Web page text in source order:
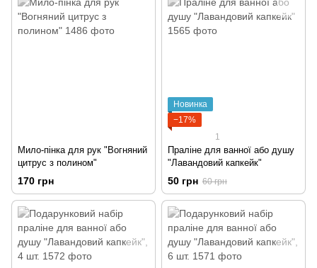
Мило-пінка для рук "Вогняний
цитрус з полином"
170 грн
Новинка
−17%
1
Праліне для ванної або душу
"Лавандовий капкейк"
50 грн 60 грн